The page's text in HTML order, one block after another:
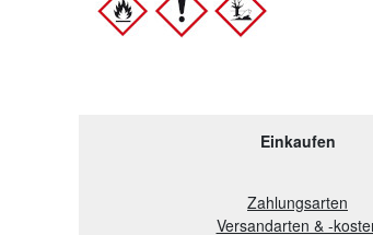
Einkaufen
Zahlungsarten
Versandarten & -